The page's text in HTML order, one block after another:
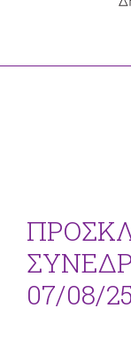
07/08/25